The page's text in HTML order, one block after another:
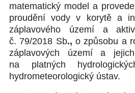
matematický model a
proudění vody v korytě a
záplavového území a
č. 79/2018 Sb., o způsobu a
záplavových území a
na platných
hydrometeorologický ústav.